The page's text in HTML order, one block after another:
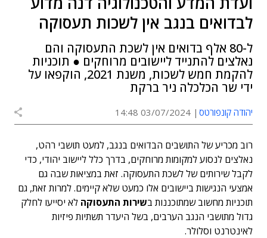
לבדואים בנגב אין לשכות תעסוקה
ל-80 אלף בדואים אין לשכת התעסוקה והם
נאלצים להתנייד ליישובים מרוחקים ● תוכניות
להקמת חמש לשכות, משנת 2021, הוקפאו על
ידי שר הכלכלה ניר ברקת
יהודה קונפורטס 03/07/2024 14:48
רוב מכריע של התושבים הבדואים בנגב, למעט תושבי רהט,
נאלצים לנסוע למקומות מרוחקים, בדרך כלל ליישוב יהודי, כדי
לקבל שירותים של לשכת התעסוקה. זאת במציאות שבה גם
אמצעי הנגישות ביישובים אלו כמעט שלא קיימים. למרות זאת, גם
תוכניות מחשוב שמתוכננות בשירות התעסוקה לא יסייעו לחלק
גדול מתושבי הנגב הערבים, בשל היעדר תשתיות פיזיות
לאינטרנט וסלולר.